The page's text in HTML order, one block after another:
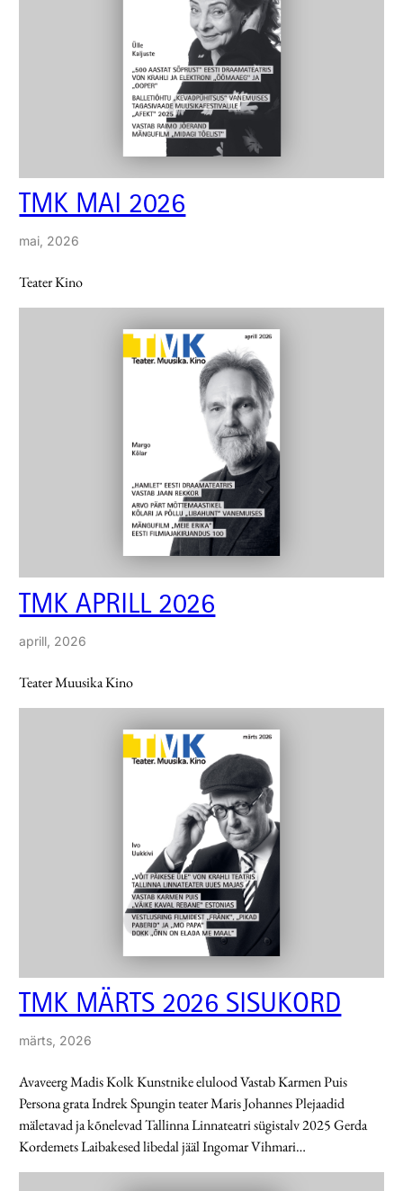
TMK MAI 2026
mai, 2026
Teater Kino
TMK APRILL 2026
aprill, 2026
Teater Muusika Kino
TMK MÄRTS 2026 SISUKORD
märts, 2026
Avaveerg Madis Kolk Kunstnike elulood Vastab Karmen Puis
Persona grata Indrek Spungin teater Maris Johannes Plejaadid
mäletavad ja kõnelevad Tallinna Linnateatri sügistalv 2025 Gerda
Kordemets Laibakesed libedal jääl Ingomar Vihmari…